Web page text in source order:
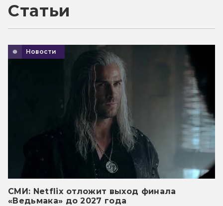
Статьи
Новости
СМИ: Netflix отложит выход финала
«Ведьмака» до 2027 года